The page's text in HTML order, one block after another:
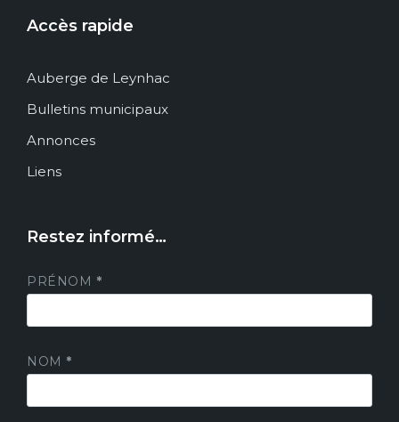
Accès rapide
Auberge de Leynhac
Bulletins municipaux
Annonces
Liens
Restez informé…
PRÉNOM *
NOM *